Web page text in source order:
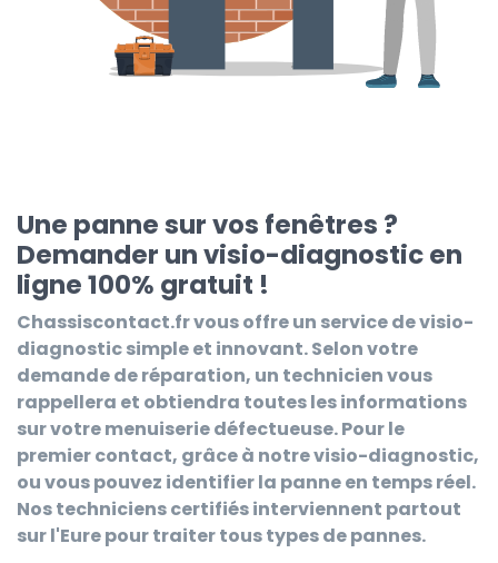
Une panne sur vos fenêtres ?
Demander un visio-diagnostic en
ligne 100% gratuit !
Chassiscontact.frvous offre un service de visio-
diagnostic simple et innovant. Selon votre
demande de réparation, un technicien vous
rappellera et obtiendra toutes les informations
sur votre menuiserie défectueuse. Pour le
premier contact, grâce à notre visio-diagnostic,
ou vous pouvez identifier la panne en temps réel.
Nos techniciens certifiés interviennent partout
sur l'Eure pour traiter tous types de pannes.